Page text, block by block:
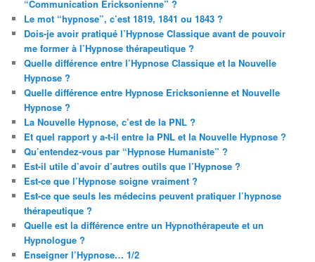
“Communication Ericksonienne” ?
Le mot “hypnose”, c’est 1819, 1841 ou 1843 ?
Dois-je avoir pratiqué l’Hypnose Classique avant de pouvoir
me former à l’Hypnose thérapeutique ?
Quelle différence entre l’Hypnose Classique et la Nouvelle
Hypnose ?
Quelle différence entre Hypnose Ericksonienne et Nouvelle
Hypnose ?
La Nouvelle Hypnose, c’est de la PNL ?
Et quel rapport y a-t-il entre la PNL et la Nouvelle Hypnose ?
Qu’entendez-vous par “Hypnose Humaniste” ?
Est-il utile d’avoir d’autres outils que l’Hypnose ?
Est-ce que l’Hypnose soigne vraiment ?
Est-ce que seuls les médecins peuvent pratiquer l’hypnose
thérapeutique ?
Quelle est la différence entre un Hypnothérapeute et un
Hypnologue ?
Enseigner l’Hypnose… 1/2